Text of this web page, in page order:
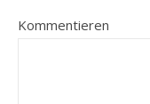
Kommentieren